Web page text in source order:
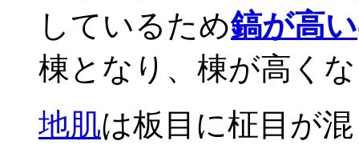
しているため鎬が高い
棟となり、棟が高く
地肌は板目に柾目が